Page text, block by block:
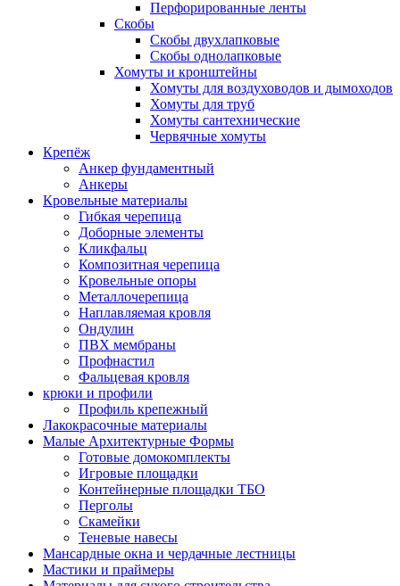
Перфорированные ленты
Скобы
Скобы двухлапковые
Скобы однолапковые
Хомуты и кронштейны
Хомуты для воздуховодов и дымоходов
Хомуты для труб
Хомуты сантехнические
Червячные хомуты
Крепёж
Анкер фундаментный
Анкеры
Кровельные материалы
Гибкая черепица
Доборные элементы
Кликфальц
Композитная черепица
Кровельные опоры
Металлочерепица
Наплавляемая кровля
Ондулин
ПВХ мембраны
Профнастил
Фальцевая кровля
крюки и профили
Профиль крепежный
Лакокрасочные материалы
Малые Архитектурные Формы
Готовые домокомплекты
Игровые площадки
Контейнерные площадки ТБО
Перголы
Скамейки
Теневые навесы
Мансардные окна и чердачные лестницы
Мастики и праймеры